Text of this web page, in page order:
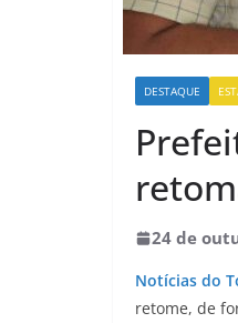
DESTAQUE
24 de
Notícias do
retome, de